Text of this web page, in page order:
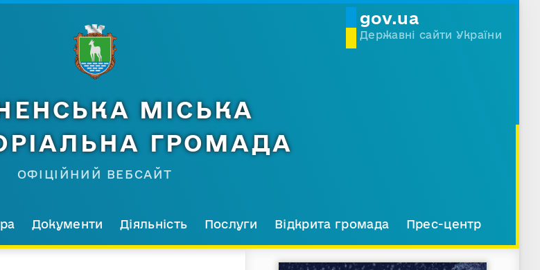
gov.ua
Державні сайти України
МІСЬКА
ГРОМАДА
ОФІЦІЙНИЙ ВЕБСАЙТ
Документи Діяльність Послуги Відкрита громада Прес-центр